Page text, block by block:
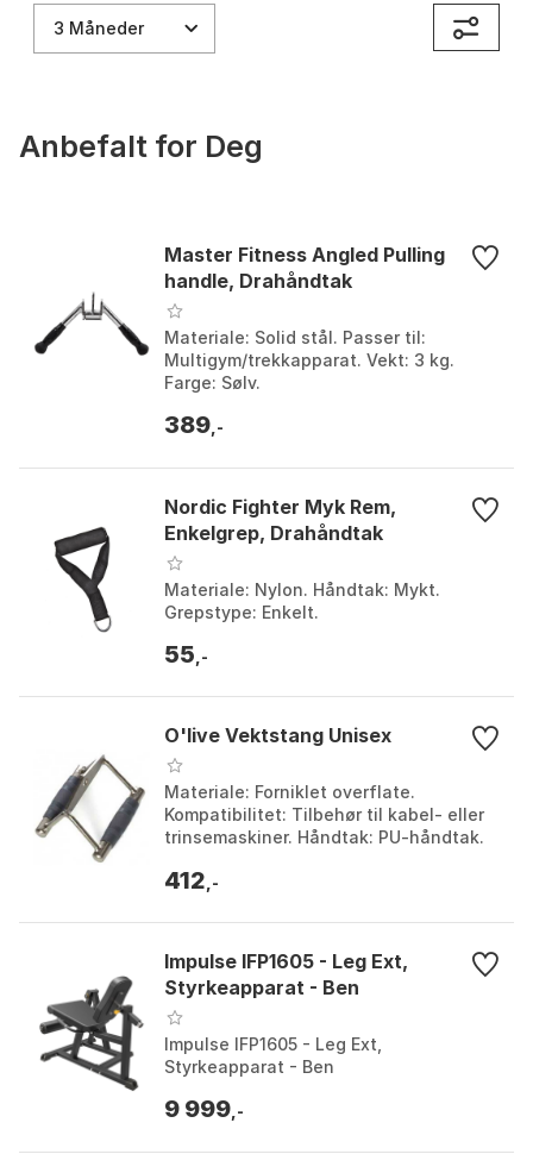
3 Måneder
Anbefalt for Deg
Master Fitness Angled Pulling
handle, Drahåndtak
Materiale: Solid stål. Passer til:
Multigym/trekkapparat. Vekt: 3 kg.
Farge: Sølv.
389 ,-
Nordic Fighter Myk Rem,
Enkelgrep, Drahåndtak
Materiale: Nylon. Håndtak: Mykt.
Grepstype: Enkelt.
55 ,-
O'live Vektstang Unisex
Materiale: Forniklet overflate.
Kompatibilitet: Tilbehør til kabel- eller
trinsemaskiner. Håndtak: PU-håndtak.
standard gumm...
412 ,-
Impulse IFP1605 - Leg Ext,
Styrkeapparat - Ben
Impulse IFP1605 - Leg Ext,
Styrkeapparat - Ben
9 999 ,-